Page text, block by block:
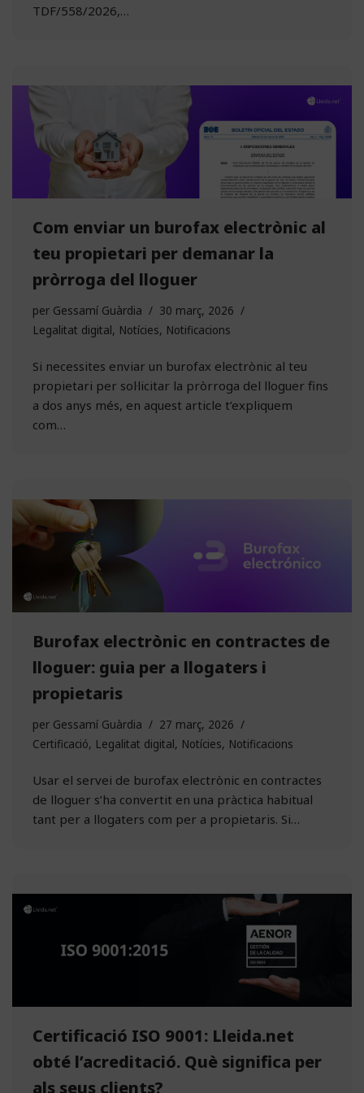
TDF/558/2026,…
Com enviar un burofax electrònic al
teu propietari per demanar la
pròrroga del lloguer
per Gessamí Guàrdia
30 març, 2026
Legalitat digital, Notícies, Notificacions
Si necessites enviar un burofax electrònic al teu
propietari per sol·licitar la pròrroga del lloguer fins
a dos anys més, en aquest article t’expliquem
com…
Burofax electrònic en contractes de
lloguer: guia per a llogaters i
propietaris
per Gessamí Guàrdia
27 març, 2026
Certificació, Legalitat digital, Notícies, Notificacions
Usar el servei de burofax electrònic en contractes
de lloguer s’ha convertit en una pràctica habitual
tant per a llogaters com per a propietaris. Si…
Certificació ISO 9001: Lleida.net
obté l’acreditació. Què significa per
als seus clients?